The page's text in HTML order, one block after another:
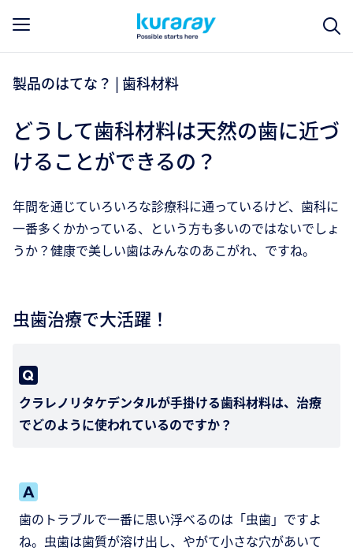
製品のはてな？ | 歯科材料
どうして歯科材料は天然の歯に近づ
けることができるの？
年間を通じていろいろな診療科に通っているけど、歯科に
一番多くかかっている、という方も多いのではないでしょ
うか？健康で美しい歯はみんなのあこがれ、ですね。
虫歯治療で大活躍！
クラレノリタケデンタルが手掛ける歯科材料は、治療
でどのように使われているのですか？
歯のトラブルで一番に思い浮べるのは「虫歯」ですよ
ね。虫歯は歯質が溶け出し、やがて小さな穴があいて